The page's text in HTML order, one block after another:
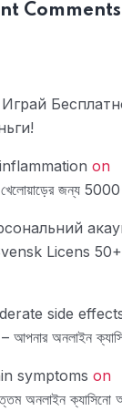
Comments
on
খেলোয়াড়ের জন্য 5000
Licens
side
আপনার অনলাইন
symptoms on
অনলাইন ক্যাসিনো